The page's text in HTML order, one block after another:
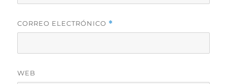
CORREO ELECTRÓNICO *
WEB